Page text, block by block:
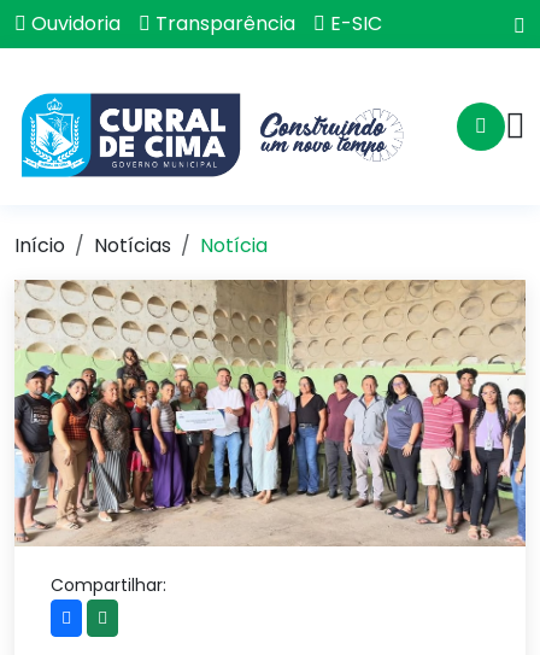
Ouvidoria Transparência E-SIC
Início Notícias Notícia
Compartilhar: